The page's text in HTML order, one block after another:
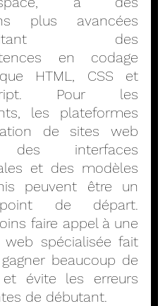
plus avancées
des
en codage
HTML, CSS et
Pour les
les plateformes
de sites web
des interfaces
et des modèles
peuvent être un
de départ.
faire appel à une
web spécialisée fait
beaucoup de
évite les erreurs
de débutant.